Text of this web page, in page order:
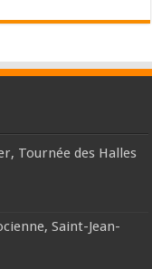
Tournée des Halles
Saint-Jean-